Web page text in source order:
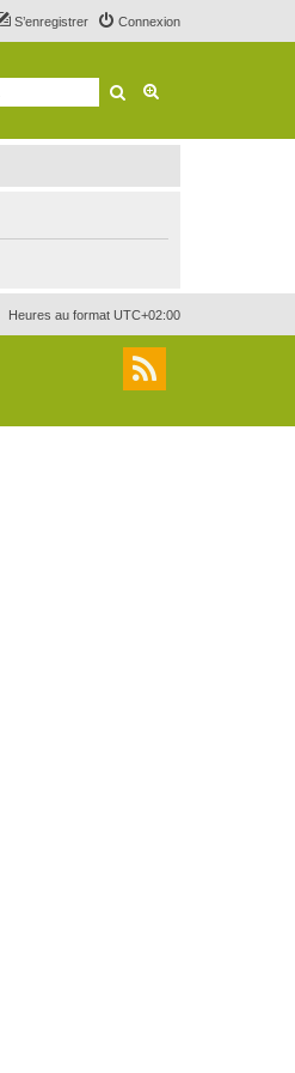
Connexion
S’enregistrer
Rechercher
Heures au format UTC+02:00